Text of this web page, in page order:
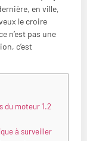
en ville,
le croire
n’est pas une
c’est
du moteur 1.2
à surveiller